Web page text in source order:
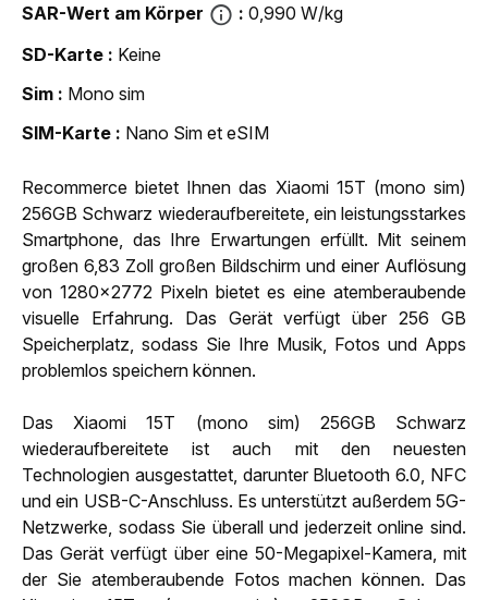
SAR-Wert am Körper
0,990 W/kg
SD-Karte
Keine
Sim
Mono sim
SIM-Karte
Nano Sim et eSIM
Recommerce bietet Ihnen das Xiaomi 15T (mono sim)
256GB Schwarz wiederaufbereitete, ein leistungsstarkes
Smartphone, das Ihre Erwartungen erfüllt. Mit seinem
großen 6,83 Zoll großen Bildschirm und einer Auflösung
von 1280x2772 Pixeln bietet es eine atemberaubende
visuelle Erfahrung. Das Gerät verfügt über 256 GB
Speicherplatz, sodass Sie Ihre Musik, Fotos und Apps
problemlos speichern können.
Das Xiaomi 15T (mono sim) 256GB Schwarz
wiederaufbereitete ist auch mit den neuesten
Technologien ausgestattet, darunter Bluetooth 6.0, NFC
und ein USB-C-Anschluss. Es unterstützt außerdem 5G-
Netzwerke, sodass Sie überall und jederzeit online sind.
Das Gerät verfügt über eine 50-Megapixel-Kamera, mit
der Sie atemberaubende Fotos machen können. Das